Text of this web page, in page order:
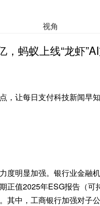
视角
蚂蚁上线“龙虾
，让每日支付科技新闻早
度明显加强。银行业金融
值2025年ESG报告（可
其中，工商银行加强对子